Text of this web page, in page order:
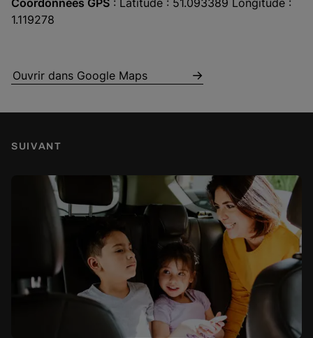
Coordonnées GPS : Latitude : 51.093389 Longitude :
1.119278
Ouvrir dans Google Maps
SUIVANT